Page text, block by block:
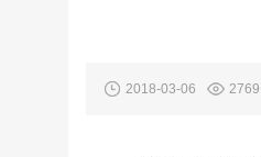
2018-03-06 2769